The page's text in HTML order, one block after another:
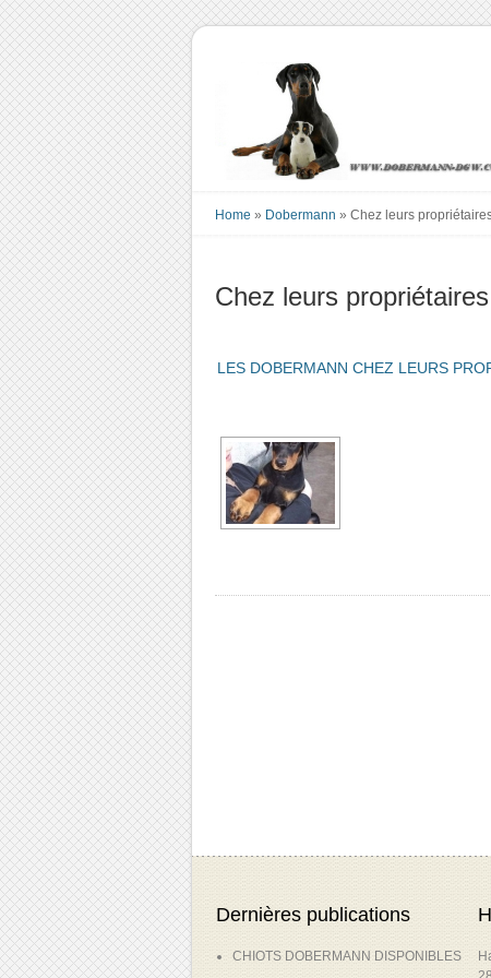
Home » Dobermann » Chez leurs
Chez leurs propriétaires
LES DOBERMANN CHEZ LEURS
Dernières publications
CHIOTS DOBERMANN DISPONIBLES